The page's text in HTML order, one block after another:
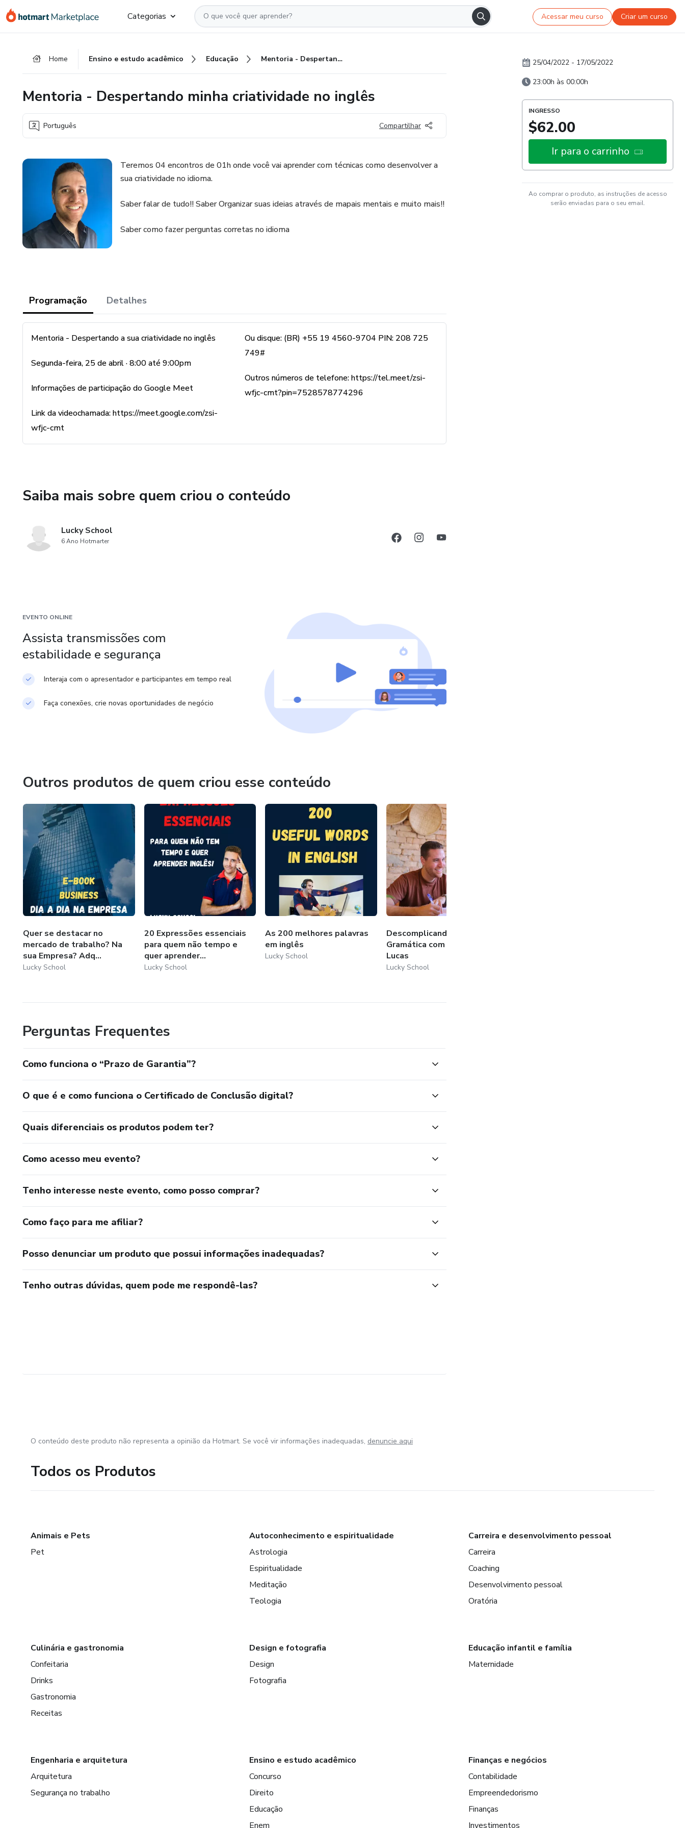
para
para
para
Categorias Acessar meu curso Criar um curso
Home Ensino e estudo acadêmico Educação Mentoria - Despertando minha criatividade no inglês
Mentoria - Despertando minha criatividade no inglês
Português Compartilhar
Teremos 04 encontros de 01h onde você vai aprender com técnicas como desenvolver a
sua criatividade no idioma.
Saber falar de tudo!! Saber Organizar suas ideias através de mapais mentais e muito mais!!
Saber como fazer perguntas corretas no idioma
Programação Detalhes
Mentoria - Despertando a sua criatividade no inglês
Segunda-feira, 25 de abril · 8:00 até 9:00pm
Informações de participação do Google Meet
Link da videochamada: https://meet.google.com/zsi-
wfjc-cmt
Ou disque: ‪(BR) +55 19 4560-9704‬ PIN: ‪208 725
749‬#
Outros números de telefone: https://tel.meet/zsi-
wfjc-cmt?pin=7528578774296
Saiba mais sobre quem criou o conteúdo
Lucky School
6 Ano Hotmarter
EVENTO ONLINE
Assista transmissões com
estabilidade e segurança
Interaja com o apresentador e participantes em tempo real
Faça conexões, crie novas oportunidades de negócio
Outros produtos de quem criou esse conteúdo
Quer se destacar no
mercado de trabalho? Na
sua Empresa? Adq...
Lucky School
20 Expressões essenciais
para quem não tempo e
quer aprender...
Lucky School
As 200 melhores palavras
em inglês
Lucky School
Descomplicando a
Gramática com Teacher
Lucas
Lucky School
Perguntas Frequentes
Como funciona o “Prazo de Garantia”?
O que é e como funciona o Certificado de Conclusão digital?
Quais diferenciais os produtos podem ter?
Como acesso meu evento?
Tenho interesse neste evento, como posso comprar?
Como faço para me afiliar?
Posso denunciar um produto que possui informações inadequadas?
Tenho outras dúvidas, quem pode me respondê-las?
25/04/2022 - 17/05/2022
23:00h às 00:00h
INGRESSO
$62.00
Ir para o carrinho
Ao comprar o produto, as instruções de acesso
serão enviadas para o seu email.
O conteúdo deste produto não representa a opinião da Hotmart. Se você vir informações inadequadas, denuncie aqui
Todos os Produtos
Animais e Pets
Pet
Autoconhecimento e espiritualidade
Astrologia
Espiritualidade
Meditação
Teologia
Carreira e desenvolvimento pessoal
Carreira
Coaching
Desenvolvimento pessoal
Oratória
Culinária e gastronomia
Confeitaria
Drinks
Gastronomia
Receitas
Design e fotografia
Design
Fotografia
Educação infantil e família
Maternidade
Engenharia e arquitetura
Arquitetura
Segurança no trabalho
Ensino e estudo acadêmico
Concurso
Direito
Educação
Enem
Finanças e negócios
Contabilidade
Empreendedorismo
Finanças
Investimentos